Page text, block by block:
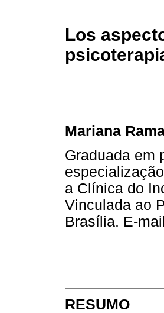
Los
Mariana
Graduada em
a Clínica do
Vinculada ao
Brasília. E-
RESUMO